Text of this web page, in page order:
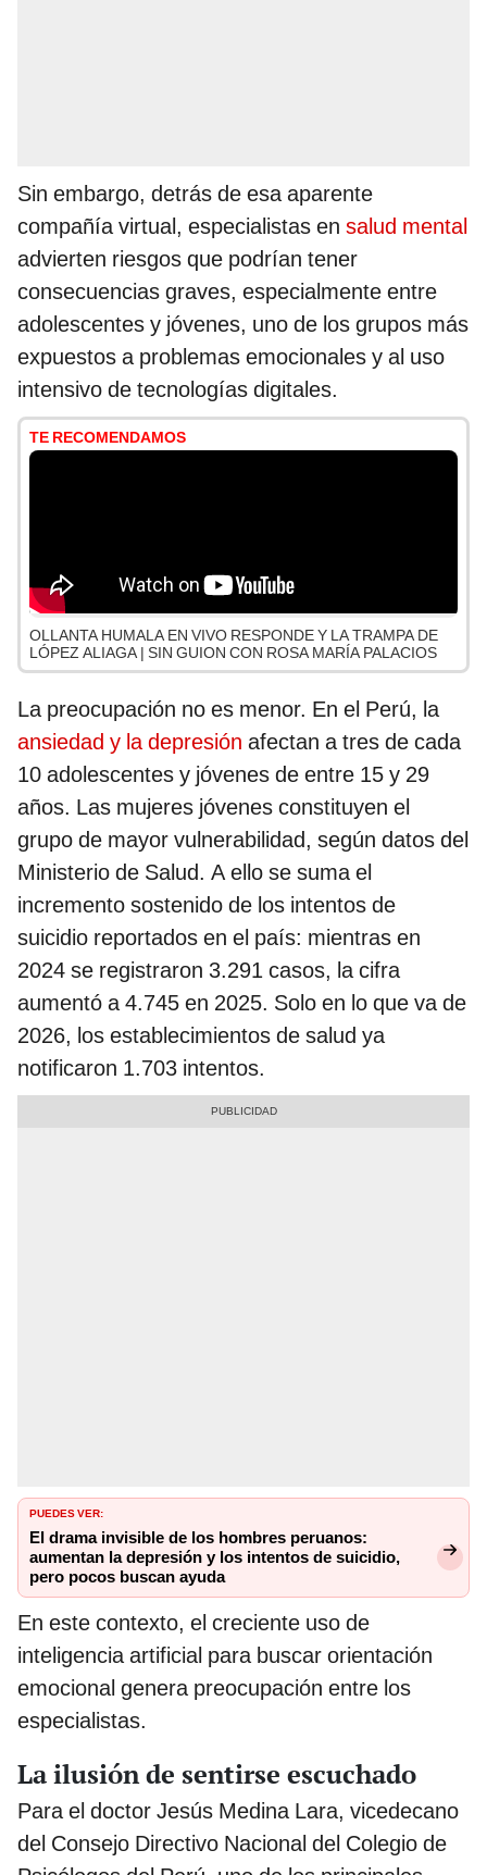
Sin embargo, detrás de esa aparente
compañía virtual, especialistas en salud mental
advierten riesgos que podrían tener
consecuencias graves, especialmente entre
adolescentes y jóvenes, uno de los grupos más
expuestos a problemas emocionales y al uso
intensivo de tecnologías digitales.
TE RECOMENDAMOS
OLLANTA HUMALA EN VIVO RESPONDE Y LA TRAMPA DE
LÓPEZ ALIAGA | SIN GUION CON ROSA MARÍA PALACIOS
La preocupación no es menor. En el Perú, la
ansiedad y la depresión afectan a tres de cada
10 adolescentes y jóvenes de entre 15 y 29
años. Las mujeres jóvenes constituyen el
grupo de mayor vulnerabilidad, según datos del
Ministerio de Salud. A ello se suma el
incremento sostenido de los intentos de
suicidio reportados en el país: mientras en
2024 se registraron 3.291 casos, la cifra
aumentó a 4.745 en 2025. Solo en lo que va de
2026, los establecimientos de salud ya
notificaron 1.703 intentos.
PUEDES VER:
El drama invisible de los hombres peruanos:
aumentan la depresión y los intentos de suicidio,
pero pocos buscan ayuda
En este contexto, el creciente uso de
inteligencia artificial para buscar orientación
emocional genera preocupación entre los
especialistas.
La ilusión de sentirse escuchado
Para el doctor Jesús Medina Lara, vicedecano
del Consejo Directivo Nacional del Colegio de